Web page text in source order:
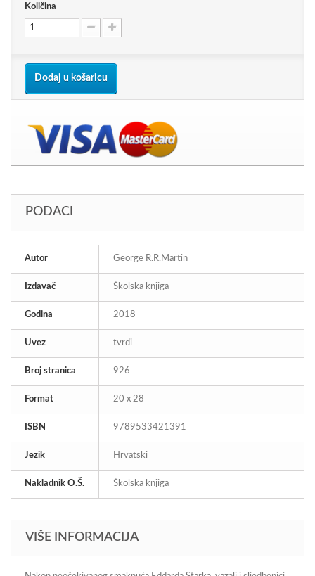
Količina
Dodaj u košaricu
PODACI
Autor George R.R.Martin
Izdavač Školska knjiga
Godina 2018
Uvez tvrdi
Broj stranica 926
Format 20 x 28
ISBN 9789533421391
Jezik Hrvatski
Nakladnik O.Š. Školska knjiga
VIŠE INFORMACIJA